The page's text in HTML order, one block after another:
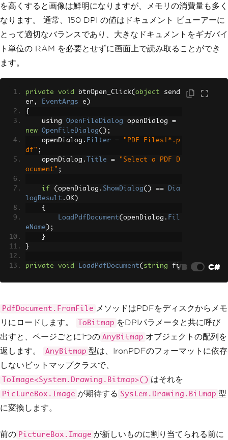
を高くすると画像は鮮明になりますが、メモリの消費量も多く
なります。 通常、150 DPI の値はドキュメント ビューアーに
とって適切なバランスであり、大きなドキュメントをギガバイ
ト単位の RAM を必要とせずに画面上で読み取ることができ
ます。
private void btnOpen_Click( object send
er , EventArgs e )
{
    using
OpenFileDialog openDialog =
new
OpenFileDialog();
    openDialog
. Filter =
"PDF Files|*.p
df" ;
    openDialog
. Title =
"Select a PDF D
ocument" ;
if ( openDialog . ShowDialog() ==
Dia
logResult . OK )
{
LoadPdfDocument( openDialog . Fil
eName );
}
}
private void LoadPdfDocument( string fi
    currentPdf
= PdfDocument.FromFile
// Render all pages as bitmaps at
    pageImages
= currentPdf.ToBitmap(1
50 );
DisplayCurrentPage();
}
private void DisplayCurrentPage()
VB C#
PdfDocument.FromFile メソッドはPDFをディスクからメモ
リにロードします。
ToBitmap をDPIパラメータと共に呼び
出すと、ページごとに1つの AnyBitmap オブジェクトの配列を
返します。
AnyBitmap 型は、IronPDFのフォーマットに依存
しないビットマップクラスで、
ToImage<System.Drawing.Bitmap>() はそれを
PictureBox.Image が期待する System.Drawing.Bitmap 型
に変換します。
前の PictureBox.Image が新しいものに割り当てられる前に